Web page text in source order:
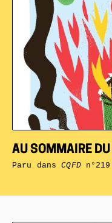
AU SOMMAIRE
Paru dansCQFD